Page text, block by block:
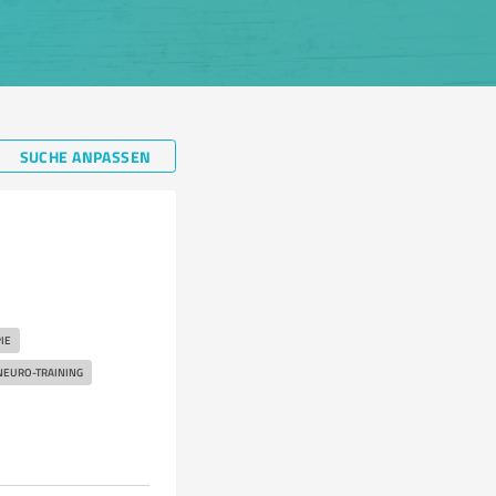
SUCHE ANPASSEN
TRAINING